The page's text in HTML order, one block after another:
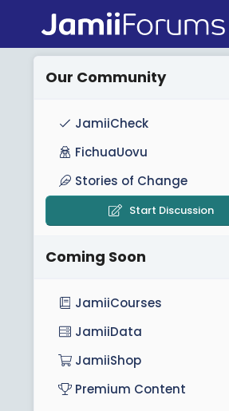
Our Community
JamiiCheck
FichuaUovu
Stories of Change
Start Discussion
Coming Soon
JamiiCourses
JamiiData
JamiiShop
Premium Content